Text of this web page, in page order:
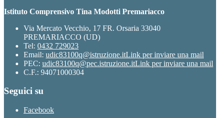
Istituto Comprensivo Tina Modotti Premariacco
Via Mercato Vecchio, 17 FR. Orsaria 33040
PREMARIACCO (UD)
Tel: 0432 729023
Email: udic83100q@istruzione.itLink per inviare una mail
PEC: udic83100q@pec.istruzione.itLink per inviare una mail
C.F.: 94071000304
Seguici su
Facebook